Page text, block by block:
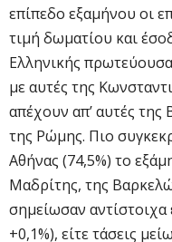
επίπεδο εξαμήνου οι
τιμή δωματίου και
Ελληνικής
με αυτές της
απέχουν απ’ αυτές
της Ρώμης. Πιο
Αθήνας (74,5%) το
Μαδρίτης, της
σημείωσαν
+0,1%), είτε τάσεις